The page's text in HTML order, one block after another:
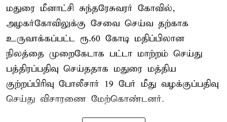
மதுரை மீனாட்சி சுந்தரேசுவரர் கோவில்,
அழகர்கோவிலுக்கு சேவை செய்வ தற்காக
உருவாக்கப்பட்ட ரூ.60 கோடி மதிப்பிலான
நிலத்தை முறைகேடாக பட்டா மாற்றம் செய்து
பத்திரப்பதிவு செய்ததாக மதுரை மத்திய
குற்றப்பிரிவு போலீசார் 19 பேர் மீது வழக்குப்பதிவு
செய்து விசாரணை மேற்கொண்டனர்.